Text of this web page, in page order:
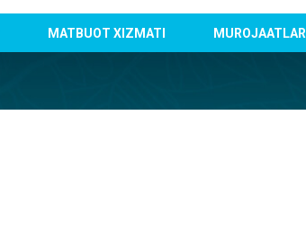
MATBUOT XIZMATI MUROJAATLAR